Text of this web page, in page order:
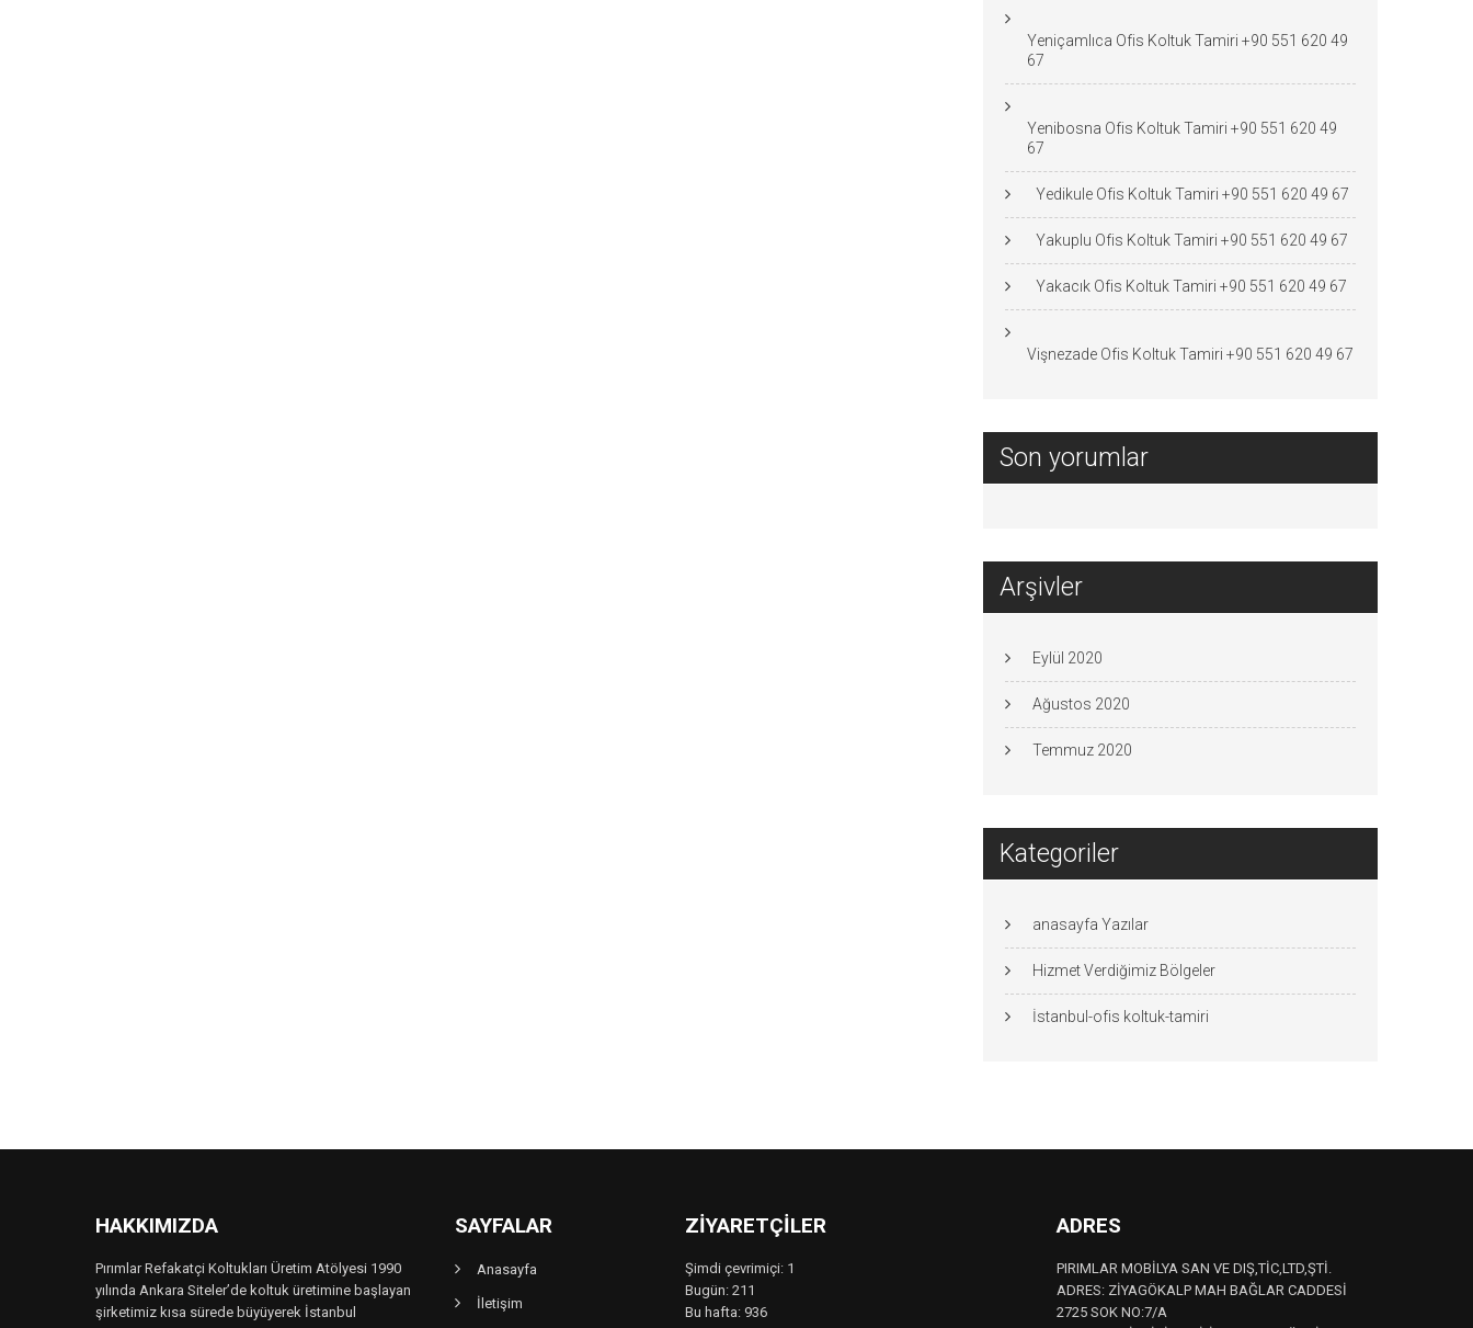
Yeniçamlıca Ofis Koltuk Tamiri +90 551 620 49
67
Yenibosna Ofis Koltuk Tamiri +90 551 620 49
67
Yedikule Ofis Koltuk Tamiri +90 551 620 49 67
Yakuplu Ofis Koltuk Tamiri +90 551 620 49 67
Yakacık Ofis Koltuk Tamiri +90 551 620 49 67
Vişnezade Ofis Koltuk Tamiri +90 551 620 49 67
Son yorumlar
Arşivler
Eylül 2020
Ağustos 2020
Temmuz 2020
Kategoriler
anasayfa Yazılar
Hizmet Verdiğimiz Bölgeler
İstanbul-ofis koltuk-tamiri
HAKKIMIZDA
Pırımlar Refakatçi Koltukları Üretim Atölyesi 1990
yılında Ankara Siteler’de koltuk üretimine başlayan
şirketimiz kısa sürede büyüyerek İstanbul
SAYFALAR
Anasayfa
İletişim
ZIYARETÇILER
Şimdi çevrimiçi: 1
Bugün: 211
Bu hafta: 936
ADRES
PIRIMLAR MOBİLYA SAN VE DIŞ,TİC,LTD,ŞTİ.
ADRES: ZİYAGÖKALP MAH BAĞLAR CADDESİ
2725 SOK NO:7/A